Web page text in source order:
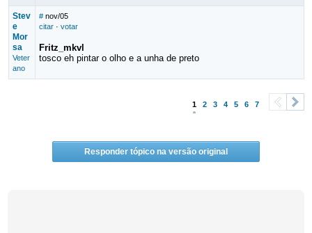
Stev
e
Mor
sa
Veter
ano
# nov/05
citar· votar
Fritz_mkvl
tosco eh pintar o olho e a unha de preto
1 2 3 4 5 6 7
< >
Responder tópico na versão original